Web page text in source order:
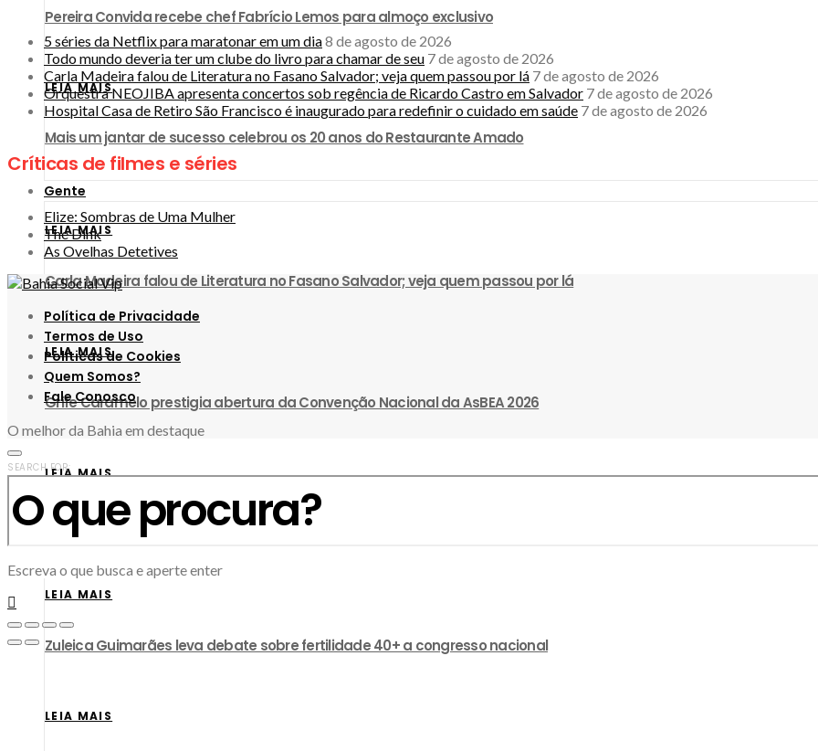
Pereira Convida recebe chef Fabrício Lemos para almoço exclusivo
LEIA MAIS
Mais um jantar de sucesso celebrou os 20 anos do Restaurante Amado
Gente
LEIA MAIS
Carla Madeira falou de Literatura no Fasano Salvador; veja quem passou por lá
LEIA MAIS
Grife Caramelo prestigia abertura da Convenção Nacional da AsBEA 2026
LEIA MAIS
CEO da Clínica Dr. Saulo Souza Silva participa de leilão de Neymar em São Paulo
LEIA MAIS
Zuleica Guimarães leva debate sobre fertilidade 40+ a congresso nacional
LEIA MAIS
5 séries da Netflix para maratonar em um dia8 de agosto de 2026
Todo mundo deveria ter um clube do livro para chamar de seu 7 de agosto de 2026
Carla Madeira falou de Literatura no Fasano Salvador; veja quem passou por lá 7 de agosto de 2026
Orquestra NEOJIBA apresenta concertos sob regência de Ricardo Castro em Salvador 7 de agosto de 2026
Hospital Casa de Retiro São Francisco é inaugurado para redefinir o cuidado em saúde 7 de agosto de 2026
Críticas de filmes e séries
Elize: Sombras de Uma Mulher
The Dink
As Ovelhas Detetives
Política de Privacidade
Termos de Uso
Políticas de Cookies
Quem Somos?
Fale Conosco
O melhor da Bahia em destaque
SEARCH FOR:
Escreva o que busca e aperte enter